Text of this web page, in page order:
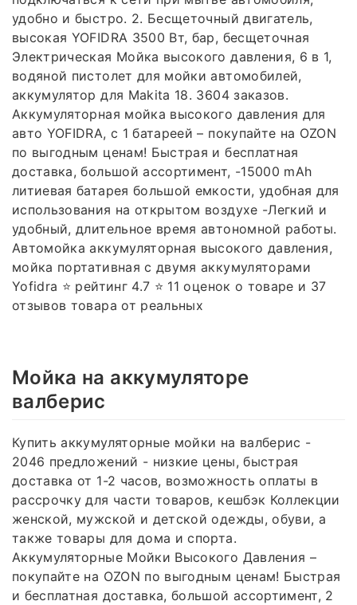
удобно и быстро. 2. Бесщеточный двигатель,
высокая YOFIDRA 3500 Вт, бар, бесщеточная
Электрическая Мойка высокого давления, 6 в 1,
водяной пистолет для мойки автомобилей,
аккумулятор для Makita 18. 3604 заказов.
Аккумуляторная мойка высокого давления для
авто YOFIDRA, с 1 батареей – покупайте на OZON
по выгодным ценам! Быстрая и бесплатная
доставка, большой ассортимент, -15000 mAh
литиевая батарея большой емкости, удобная для
использования на открытом воздухе -Легкий и
удобный, длительное время автономной работы.
Автомойка аккумуляторная высокого давления,
мойка портативная с двумя аккумуляторами
Yofidra ⭐️ рейтинг 4.7 ⭐️ 11 оценок о товаре и 37
отзывов товара от реальных
Мойка на аккумуляторе
валберис
Купить аккумуляторные мойки на валберис -
2046 предложений - низкие цены, быстрая
доставка от 1-2 часов, возможность оплаты в
рассрочку для части товаров, кешбэк Коллекции
женской, мужской и детской одежды, обуви, а
также товары для дома и спорта.
Аккумуляторные Мойки Высокого Давления –
покупайте на OZON по выгодным ценам! Быстрая
и бесплатная доставка, большой ассортимент, 2